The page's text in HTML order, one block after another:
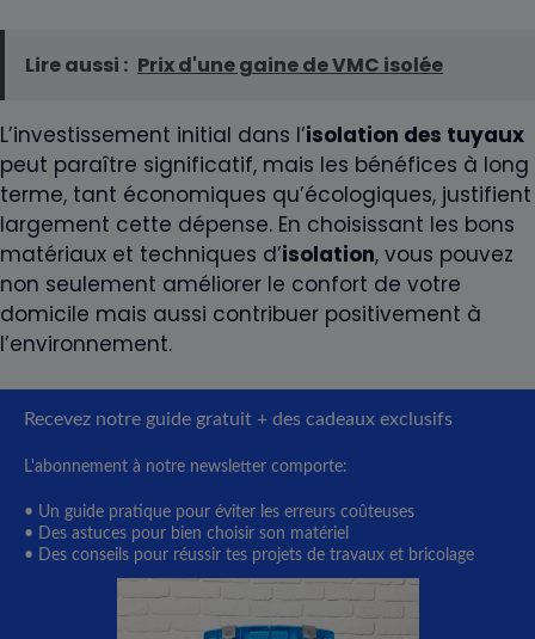
Lire aussi : Prix d'une gaine de VMC isolée
L’investissement initial dans l’isolation des tuyaux
peut paraître significatif, mais les bénéfices à long
terme, tant économiques qu’écologiques, justifient
largement cette dépense. En choisissant les bons
matériaux et techniques d’isolation, vous pouvez
non seulement améliorer le confort de votre
domicile mais aussi contribuer positivement à
l’environnement.